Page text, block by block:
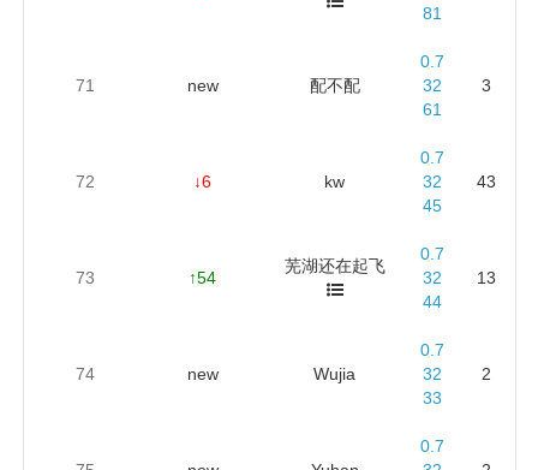
81
71 new 配不配
0.7
32
61
3
72 ↓6 kw
0.7
32
45
43
73 ↑54
芜湖还在起飞
0.7
32
44
13
74 new Wujia
0.7
32
33
2
0.7